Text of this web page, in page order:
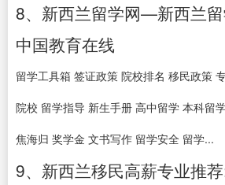
8、新西兰留学网—新西兰
中国教育在线
留学工具箱 签证政策 院校排名 移民政策
院校 留学指导 新生手册 高中留学 本科留
焦海归 奖学金 文书写作 留学安全 留学...
9、新西兰移民高薪专业推